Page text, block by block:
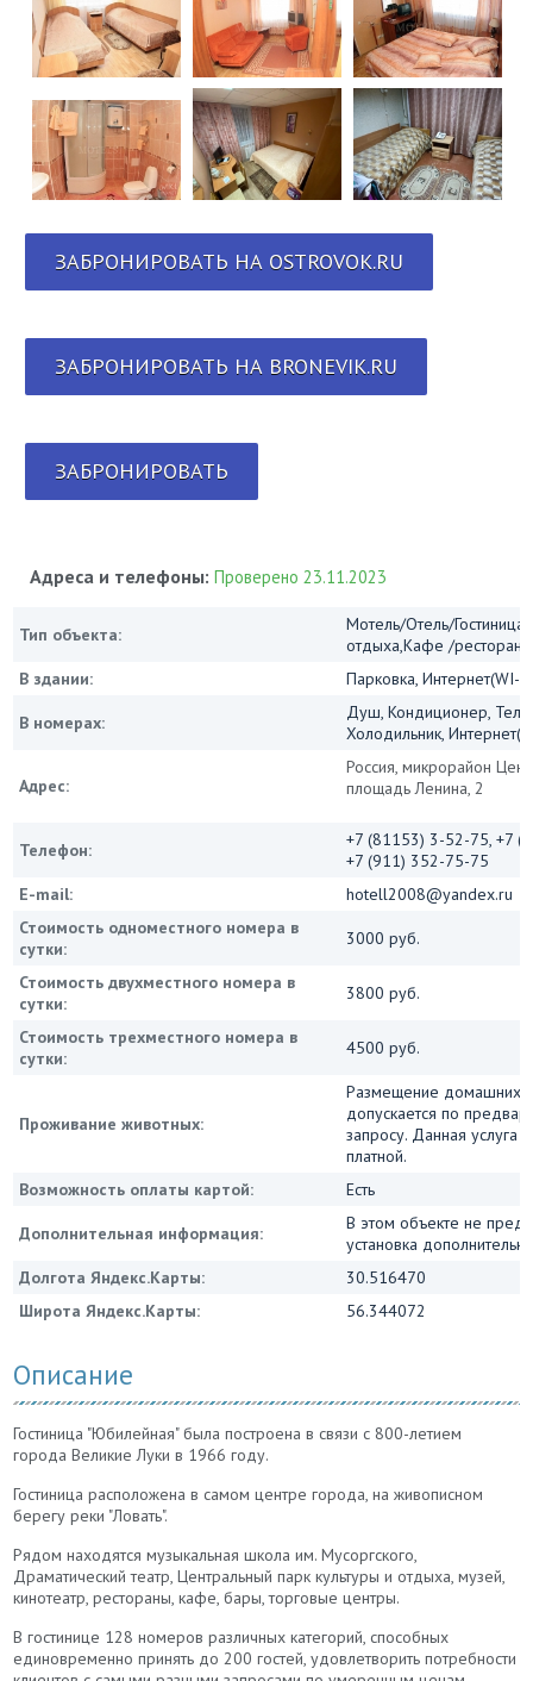
ЗАБРОНИРОВАТЬ НА OSTROVOK.RU
ЗАБРОНИРОВАТЬ НА BRONEVIK.RU
ЗАБРОНИРОВАТЬ
Адреса и телефоны:Проверено 23.11.2023
Тип объекта:
Мотель/Отель/
отдыха,Кафе /рестораны
В здании:
Парковка, Интернет(WI-
В номерах:
Душ, Кондиционер,
Холодильник,
Адрес:
Россия, микрорайон
площадь Ленина, 2
Телефон:
+7 (81153) 3-52-75, +7
+7 (911) 352-75-75
E-mail:
hotell2008@yandex.ru
Стоимость одноместного номера в
сутки:
3000 руб.
Стоимость двухместного номера в
сутки:
3800 руб.
Стоимость трехместного номера в
сутки:
4500 руб.
Проживание животных:
Размещение домашних
допускается по
запросу. Данная услуга
платной.
Возможность оплаты картой:
Есть
Дополнительная информация:
В этом объекте не
установка
Долгота Яндекс.Карты:
30.516470
Широта Яндекс.Карты:
56.344072
Описание
Гостиница "Юбилейная" была построена в связи с 800-летием
города Великие Луки в 1966 году.
Гостиница расположена в самом центре города, на живописном
берегу реки "Ловать".
Рядом находятся музыкальная школа им. Мусоргского,
Драматический театр, Центральный парк культуры и отдыха, музей,
кинотеатр, рестораны, кафе, бары, торговые центры.
В гостинице 128 номеров различных категорий, способных
единовременно принять до 200 гостей, удовлетворить потребности